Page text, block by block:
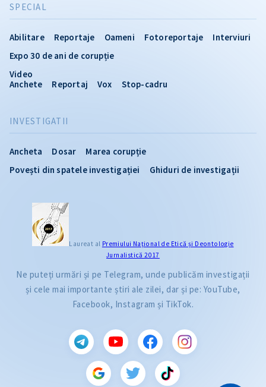
INVESTIGATII
Ancheta Dosar
Marea corupție
Povești din spatele investigației
Ghiduri de investigații
SPECIAL
Abilitare Reportaje Oameni Fotoreportaje
Interviuri
Expo 30 de ani de corupție
Video
Anchete
Reportaj Vox Stop-cadru
Laureat al Premiului Naţional de Etică și Deontologie
Jurnalistică 2017
Ne puteți urmări și pe Telegram, unde publicăm investigații
și cele mai importante știri ale zilei, dar și pe: YouTube,
Facebook, Instagram și TikTok.